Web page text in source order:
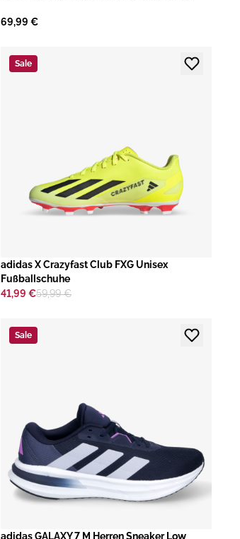
69,99 €
Sale
adidas X Crazyfast Club FXG Unisex
Fußballschuhe
41,99 €59,99 €
Sale
adidas GALAXY 7 M Herren Sneaker Low